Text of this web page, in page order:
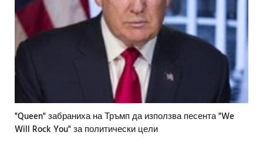
"Queen" забраниха на Тръмп да използва песента "We
Will Rock You" за политически цели